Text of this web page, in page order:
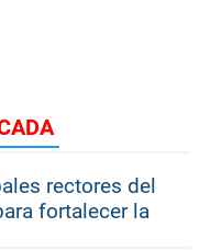
rectores del
fortalecer la